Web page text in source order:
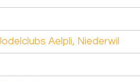
Aelpli, Niederwil